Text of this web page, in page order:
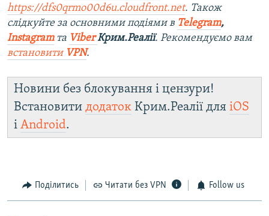
https://dfs0qrmo00d6u.cloudfront.net. Також
слідкуйте за основними подіями в Telegram,
Instagramта ViberКрим.Реалії. Рекомендуємо вам
встановити VPN.
Новини без блокування і цензури!
Встановити додаток Крим.Реалії для iOS
і Android.
Поділитись Читати без VPN Follow us